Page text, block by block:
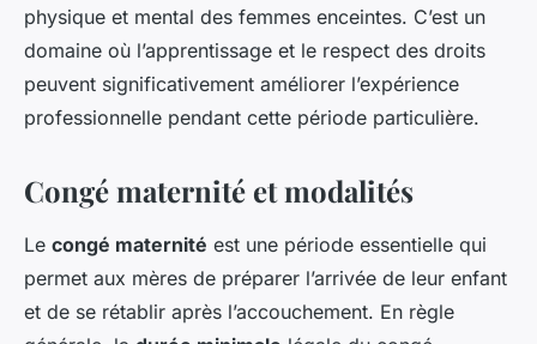
physique et mental des femmes enceintes. C’est un
domaine où l’apprentissage et le respect des droits
peuvent significativement améliorer l’expérience
professionnelle pendant cette période particulière.
Congé maternité et modalités
Le congé maternité est une période essentielle qui
permet aux mères de préparer l’arrivée de leur enfant
et de se rétablir après l’accouchement. En règle